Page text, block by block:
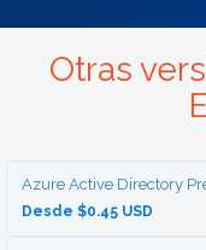
Otras
Azure Active Directory
Desde $0.45 USD